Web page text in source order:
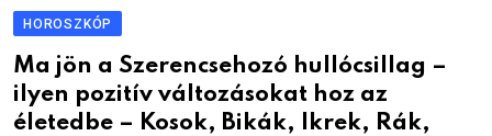
HOROSZKÓP
Ma jön a Szerencsehozó hullócsillag –
ilyen pozitív változásokat hoz az
életedbe – Kosok, Bikák, Ikrek, Rák,